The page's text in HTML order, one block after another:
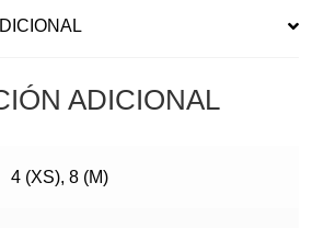
ADICIONAL
4 (XS), 8 (M)